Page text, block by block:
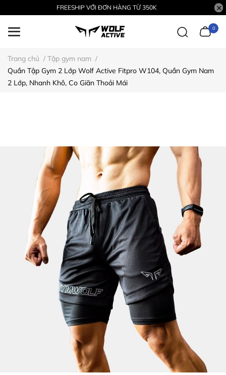
FREESHIP VỚI ĐƠN HÀNG TỪ 350K
0
Trang chủ / Tập gym nam /
Quần Tập Gym 2 Lớp Wolf Active Fitpro W104, Quần Gym Nam
2 Lớp, Nhanh Khô, Co Giãn Thoải Mái